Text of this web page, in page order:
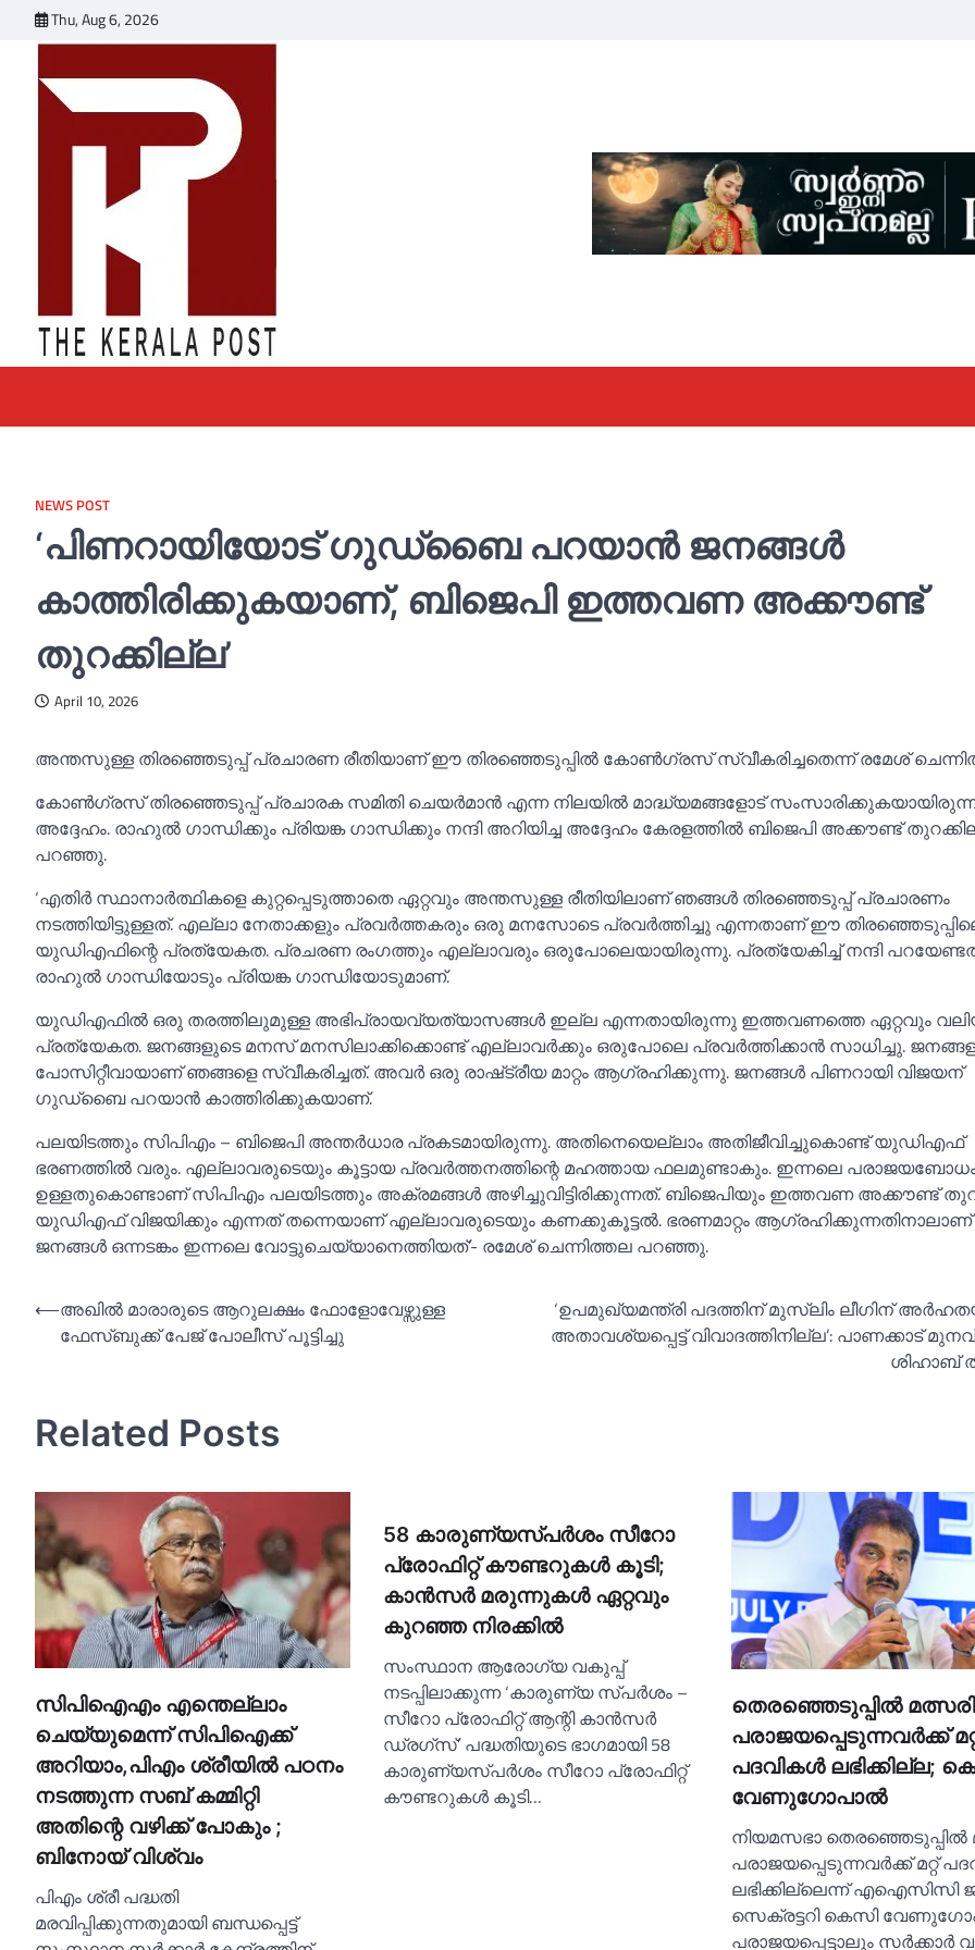
Thu, Aug 6, 2026
NEWS POST
‘പിണറായിയോട് ഗുഡ്‌ബൈ പറയാൻ ജനങ്ങള്‍
കാത്തിരിക്കുകയാണ്, ബിജെപി ഇത്തവണ അക്കൗണ്ട്
തുറക്കില്ല’
April 10, 2026
അന്തസുള്ള തിരഞ്ഞെടുപ്പ് പ്രചാരണ രീതിയാണ് ഈ തിരഞ്ഞെടുപ്പില്‍ കോണ്‍ഗ്രസ് സ്വീകരിച്ചതെന്ന് രമേശ്
കോണ്‍ഗ്രസ് തിരഞ്ഞെടുപ്പ് പ്രചാരക സമിതി ചെയർമാൻ എന്ന നിലയില്‍ മാദ്ധ്യമങ്ങളോട്
അദ്ദേഹം. രാഹുല്‍ ഗാന്ധിക്കും പ്രിയങ്ക ഗാന്ധിക്കും നന്ദി അറിയിച്ച അദ്ദേഹം കേരളത്തില്‍ ബിജെപി അക്കൗണ്ട്
പറഞ്ഞു.
‘എതിർ സ്ഥാനാർത്ഥികളെ കുറ്റപ്പെടുത്താതെ ഏറ്റവും അന്തസുള്ള രീതിയിലാണ് ഞങ്ങള്‍ തിരഞ്ഞെടുപ്പ് പ്രചാരണം
നടത്തിയിട്ടുള്ളത്. എല്ലാ നേതാക്കളും പ്രവർത്തകരും ഒരു മനസോടെ പ്രവർത്തിച്ചു എന്നതാണ് ഈ
യുഡിഎഫിന്റെ പ്രത്യേകത. പ്രചരണ രംഗത്തും എല്ലാവരും ഒരുപോലെയായിരുന്നു. പ്രത്യേകിച്ച്‌ നന്ദി
രാഹുല്‍ ഗാന്ധിയോടും പ്രിയങ്ക ഗാന്ധിയോടുമാണ്.
യുഡിഎഫില്‍ ഒരു തരത്തിലുമുള്ള അഭിപ്രായവ്യത്യാസങ്ങള്‍ ഇല്ല എന്നതായിരുന്നു ഇത്തവണത്തെ ഏറ്റവും
പ്രത്യേകത. ജനങ്ങളുടെ മനസ് മനസിലാക്കിക്കൊണ്ട് എല്ലാവർക്കും ഒരുപോലെ പ്രവർത്തിക്കാൻ സാധിച്ചു.
പോസിറ്റീവായാണ് ഞങ്ങളെ സ്വീകരിച്ചത്. അവർ ഒരു രാഷ്‌ട്രീയ മാറ്റം ആഗ്രഹിക്കുന്നു. ജനങ്ങള്‍ പിണറായി വിജയന്
ഗുഡ്‌ബൈ പറയാൻ കാത്തിരിക്കുകയാണ്.
പലയിടത്തും സിപിഎം – ബിജെപി അന്തർധാര പ്രകടമായിരുന്നു. അതിനെയെല്ലാം അതിജീവിച്ചുകൊണ്ട് യുഡിഎഫ്
ഭരണത്തില്‍ വരും. എല്ലാവരുടെയും കൂട്ടായ പ്രവർത്തനത്തിന്റെ മഹത്തായ ഫലമുണ്ടാകും. ഇന്നലെ
ഉള്ളതുകൊണ്ടാണ് സിപിഎം പലയിടത്തും അക്രമങ്ങള്‍ അഴിച്ചുവിട്ടിരിക്കുന്നത്. ബിജെപിയും ഇത്തവണ അക്കൗണ്ട്
യുഡിഎഫ് വിജയിക്കും എന്നത് തന്നെയാണ് എല്ലാവരുടെയും കണക്കുകൂട്ടല്‍. ഭരണമാറ്റം ആഗ്രഹിക്കുന്നതിനാലാണ്
ജനങ്ങള്‍ ഒന്നടങ്കം ഇന്നലെ വോട്ടുചെയ്യാനെത്തിയത്’- രമേശ് ചെന്നിത്തല പറഞ്ഞു.
Post
navigation
⟵അഖില്‍ മാരാരുടെ ആറുലക്ഷം ഫോളോവേഴ്സുള്ള
ഫേസ്ബുക്ക് പേജ് പോലീസ് പൂട്ടിച്ചു
‘ഉപമുഖ്യമന്ത്രി പദത്തിന് മുസ്ലിം ലീഗിന്
അതാവശ്യപ്പെട്ട് വിവാദത്തിനില്ല’: പാണക്കാട്
ശിഹാബ്
Related Posts
സിപിഐഎം എന്തെല്ലാം
ചെയ്യുമെന്ന് സിപിഐക്ക്
അറിയാം,പിഎം ശ്രീയില്‍ പഠനം
നടത്തുന്ന സബ് കമ്മിറ്റി
അതിന്റെ വഴിക്ക് പോകും ;
ബിനോയ് വിശ്വം
പിഎം ശ്രീ പദ്ധതി
മരവിപ്പിക്കുന്നതുമായി ബന്ധപ്പെട്ട്
58 കാരുണ്യസ്പര്‍ശം സീറോ
പ്രോഫിറ്റ് കൗണ്ടറുകള്‍ കൂടി;
കാന്‍സര്‍ മരുന്നുകള്‍ ഏറ്റവും
കുറഞ്ഞ നിരക്കില്‍
സംസ്ഥാന ആരോഗ്യ വകുപ്പ്
നടപ്പിലാക്കുന്ന ‘കാരുണ്യ സ്പര്‍ശം –
സീറോ പ്രോഫിറ്റ് ആന്റി കാന്‍സര്‍
ഡ്രഗ്‌സ്’ പദ്ധതിയുടെ ഭാഗമായി 58
കാരുണ്യസ്പര്‍ശം സീറോ പ്രോഫിറ്റ്
കൗണ്ടറുകള്‍ കൂടി…
തെരഞ്ഞെടുപ്പില്‍
പരാജയപ്പെടുന്നവര്‍ക്ക്
പദവികള്‍ ലഭിക്കില്ല;
വേണുഗോപാല്‍
നിയമസഭാ തെരഞ്ഞെടുപ്പില്‍
പരാജയപ്പെടുന്നവര്‍ക്ക് മറ്റ്
ലഭിക്കില്ലെന്ന് എഐസിസി
സെക്രട്ടറി കെസി
പരാജയപ്പെട്ടാലും സര്‍ക്കാര്‍